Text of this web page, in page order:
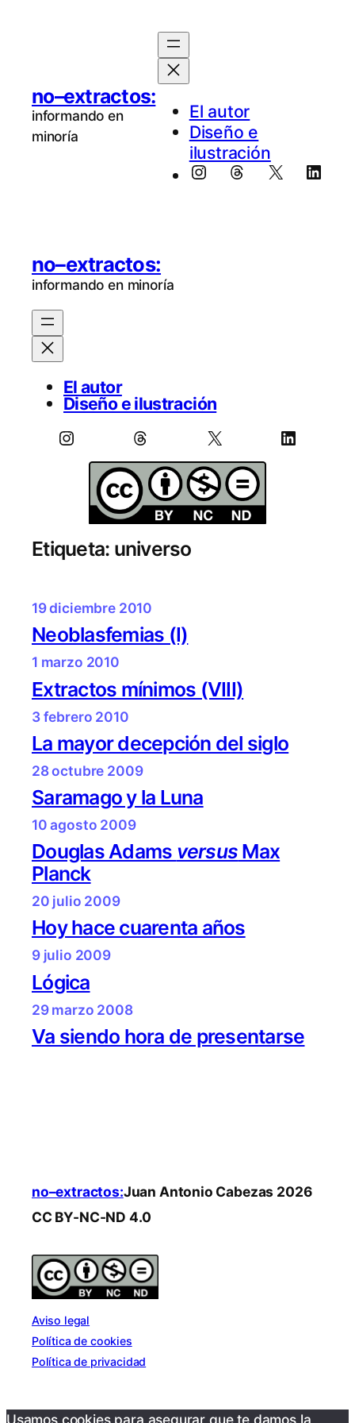
no–extractos:
informando en
minoría
El au­tor
Diseño e
ilustración
Instagram
Threads
X
no–extractos:
informando en minoría
El autor
Diseño e ilustración
Instagram Threads X LinkedIn
Etiqueta: universo
19 diciembre 2010
Neoblasfemias (I)
1 marzo 2010
Extractos mínimos (VIII)
3 febrero 2010
La mayor decepción del siglo
28 octubre 2009
Saramago y la Luna
10 agosto 2009
Douglas Adams versus Max
Planck
20 julio 2009
Hoy hace cuarenta años
9 julio 2009
Lógica
29 marzo 2008
Va siendo hora de presentarse
no–extractos:Juan Antonio Cabezas 2026
CC BY-NC-ND 4.0
Aviso legal
Política de cookies
Política de privacidad
Usamos cookies para asegurar que te damos la